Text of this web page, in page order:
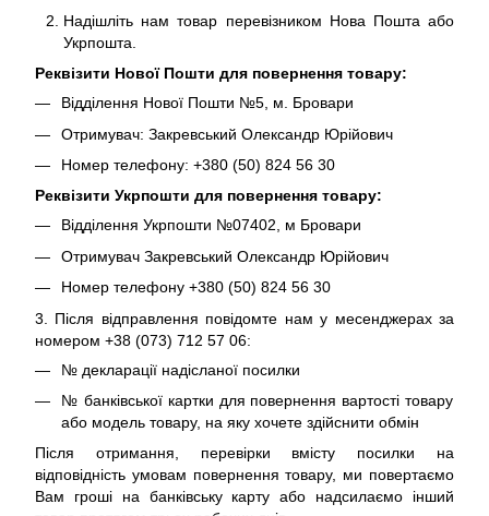
Надішліть нам товар перевізником Нова Пошта або
Укрпошта.
Реквізити Нової Пошти для повернення товару:
Відділення Нової Пошти №5, м. Бровари
Отримувач: Закревський Олександр Юрійович
Номер телефону: +380 (50) 824 56 30
Реквізити Укрпошти для повернення товару:
Відділення Укрпошти №07402, м Бровари
Отримувач Закревський Олександр Юрійович
Номер телефону +380 (50) 824 56 30
3. Після відправлення повідомте нам у месенджерах за
номером +38 (073) 712 57 06:
№ декларації надісланої посилки
№ банківської картки для повернення вартості товару
або модель товару, на яку хочете здійснити обмін
Після отримання, перевірки вмісту посилки на
відповідність умовам повернення товару, ми повертаємо
Вам гроші на банківську карту або надсилаємо інший